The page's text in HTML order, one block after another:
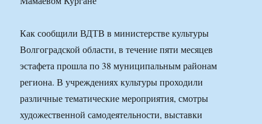
Как сообщили ВДТВ в министерстве культуры
Волгоградской области, в течение пяти месяцев
эстафета прошла по 38 муниципальным районам
региона. В учреждениях культуры проходили
различные тематические мероприятия, смотры
художественной самодеятельности, выставки